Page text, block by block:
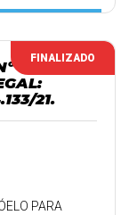
FINALIZADO
21.
PARA